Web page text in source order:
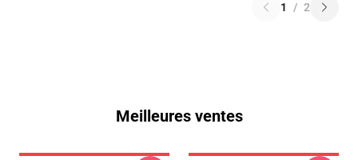
1 / 2
Meilleures ventes